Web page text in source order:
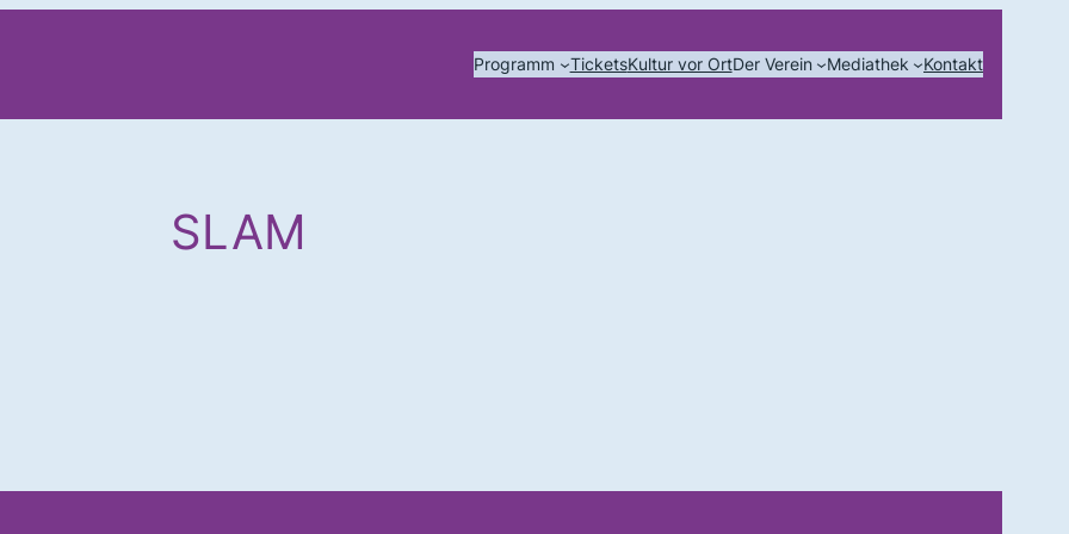
Programm TicketsKultur vor OrtDer Verein Mediathek Kontakt
SLAM